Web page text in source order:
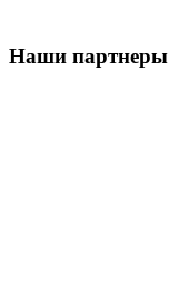
Наши партнеры